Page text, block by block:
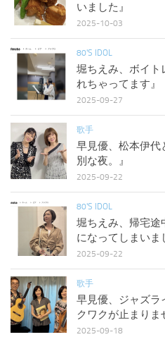
いました』
2025-10-03
80'S IDOL
堀ちえみ、ボイト
れちゃってます』
2025-09-27
歌手
早見優、松本伊代
別な夜。』
2025-09-22
80'S IDOL
堀ちえみ、帰宅途
になってしまいま
2025-09-22
歌手
早見優、ジャズラ
クワクが止まりま
2025-09-18